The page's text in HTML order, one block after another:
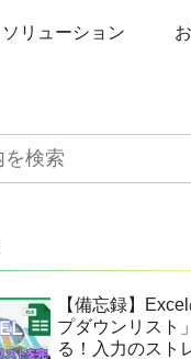
ソリューション
【備忘録】
プダウンリスト
る！入力のスト